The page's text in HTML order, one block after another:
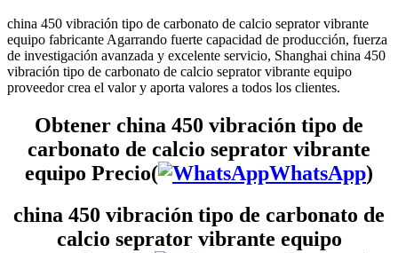
china 450 vibración tipo de carbonato de calcio seprator vibrante
equipo fabricante Agarrando fuerte capacidad de producción, fuerza
de investigación avanzada y excelente servicio, Shanghai china 450
vibración tipo de carbonato de calcio seprator vibrante equipo
proveedor crea el valor y aporta valores a todos los clientes.
Obtener china 450 vibración tipo de
carbonato de calcio seprator vibrante
equipo Precio(
WhatsApp)
china 450 vibración tipo de carbonato de
calcio seprator vibrante equipo